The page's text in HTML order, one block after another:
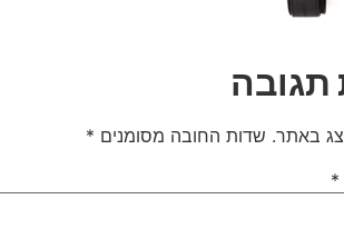
תגובה
באתר. שדות החובה מסומנים *
*